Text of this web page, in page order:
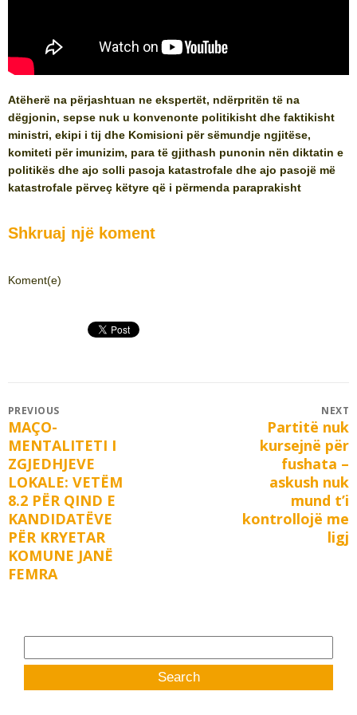
Atëherë na përjashtuan ne ekspertët, ndërpritën të na
dëgjonin, sepse nuk u konvenonte politikisht dhe faktikisht
ministri, ekipi i tij dhe Komisioni për sëmundje ngjitëse,
komiteti për imunizim, para të gjithash punonin nën diktatin e
politikës dhe ajo solli pasoja katastrofale dhe ajo pasojë më
katastrofale përveç këtyre që i përmenda paraprakisht
Shkruaj një koment
Koment(e)
Post
navigation
PREVIOUS
Previous
post:
MAÇO-
MENTALITETI I
ZGJEDHJEVE
LOKALE: VETËM
8.2 PËR QIND E
KANDIDATËVE
PËR KRYETAR
KOMUNE JANË
FEMRA
NEXT
Partitë nuk
kursejnë për
fushata –
askush nuk
mund t’i
kontrollojë me
ligj
for: